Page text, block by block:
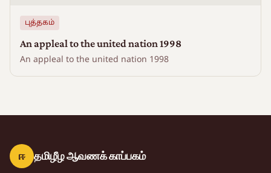
புத்தகம்
An appleal to the united nation 1998
An appleal to the united nation 1998
ஈ தமிழீழ ஆவணக் காப்பகம்